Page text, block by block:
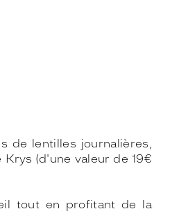
de lentilles journalières,
(d'une valeur de 19€
tout en profitant de la